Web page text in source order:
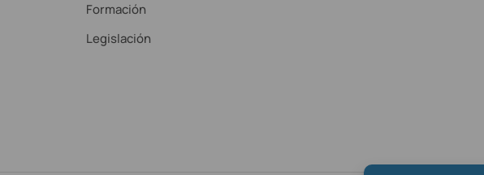
Formación
Legislación